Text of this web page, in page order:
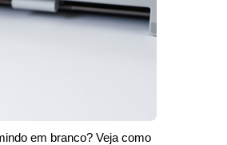
em branco? Veja como